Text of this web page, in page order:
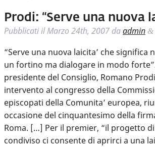
Prodi: “Serve una nuova
Pubblicati ilMarzo 24th, 2007 daadmin &
“Serve una nuova laicita’ che significa
un fortino ma dialogare in modo forte”.
presidente del Consiglio, Romano
intervento al congresso della
episcopati della Comunita’ europea,
occasione del cinquantesimo della
Roma. […] Per il premier, “il progetto
condiviso ci consente di aprirci a una